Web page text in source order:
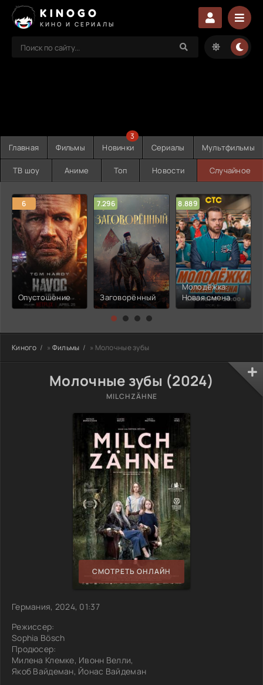
KINOGO
КИНО И СЕРИАЛЫ
Главная Фильмы Новинки
3
Сериалы Мультфильмы
ТВ шоу Аниме Топ Новости Случайное
6
Опустошение
7.296
Заговорённый
8.889
Молодёжка:
Новая смена
Киного » Фильмы » Молочные зубы
Молочные зубы (2024)
MILCHZÄHNE
СМОТРЕТЬ ОНЛАЙН
Германия, 2024, 01:37
Режиссер:
Sophia Bösch
Продюсер:
Милена Клемке, Ивонн Велли,
Якоб Вайдеман, Йонас Вайдеман